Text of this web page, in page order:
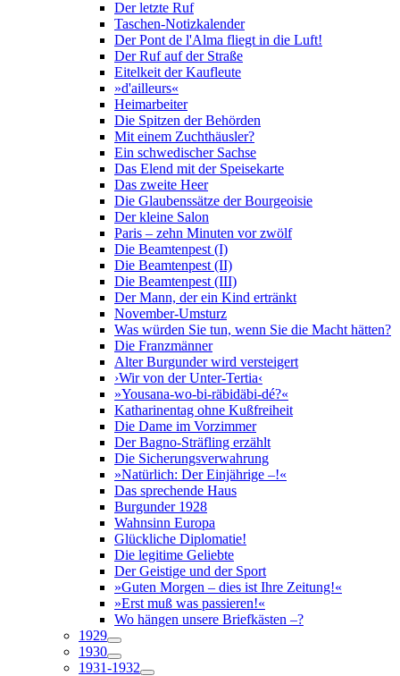
Der letzte Ruf
Taschen-Notizkalender
Der Pont de l'Alma fliegt in die Luft!
Der Ruf auf der Straße
Eitelkeit der Kaufleute
»d'ailleurs«
Heimarbeiter
Die Spitzen der Behörden
Mit einem Zuchthäusler?
Ein schwedischer Sachse
Das Elend mit der Speisekarte
Das zweite Heer
Die Glaubenssätze der Bourgeoisie
Der kleine Salon
Paris – zehn Minuten vor zwölf
Die Beamtenpest (I)
Die Beamtenpest (II)
Die Beamtenpest (III)
Der Mann, der ein Kind ertränkt
November-Umsturz
Was würden Sie tun, wenn Sie die Macht hätten?
Die Franzmänner
Alter Burgunder wird versteigert
›Wir von der Unter-Tertia‹
»Yousana-wo-bi-räbidäbi-dé?«
Katharinentag ohne Kußfreiheit
Die Dame im Vorzimmer
Der Bagno-Sträfling erzählt
Die Sicherungsverwahrung
»Natürlich: Der Einjährige –!«
Das sprechende Haus
Burgunder 1928
Wahnsinn Europa
Glückliche Diplomatie!
Die legitime Geliebte
Der Geistige und der Sport
»Guten Morgen – dies ist Ihre Zeitung!«
»Erst muß was passieren!«
Wo hängen unsere Briefkästen –?
1929
1930
1931-1932